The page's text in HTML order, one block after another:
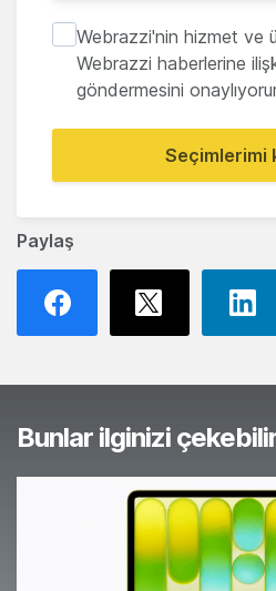
Paylaş
Webrazzi'nin hizmet ve
Webrazzi haberlerine
göndermesini
Seçimlerimi
Bunlar ilginizi